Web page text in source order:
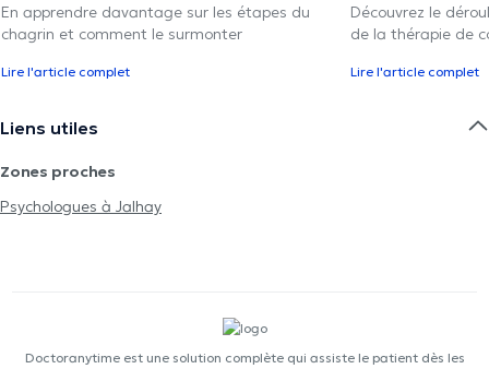
En apprendre davantage sur les étapes du
chagrin et comment le surmonter
Lire l'article complet
Découvrez le
de la thérapie de
Lire l'article complet
Liens utiles
Zones proches
Psychologues à Jalhay
Doctoranytime est une solution complète qui assiste le patient dès les